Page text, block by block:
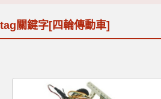
tag關鍵字[四輪傳動車]